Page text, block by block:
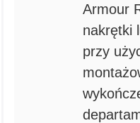
Armour
nakrętki
przy